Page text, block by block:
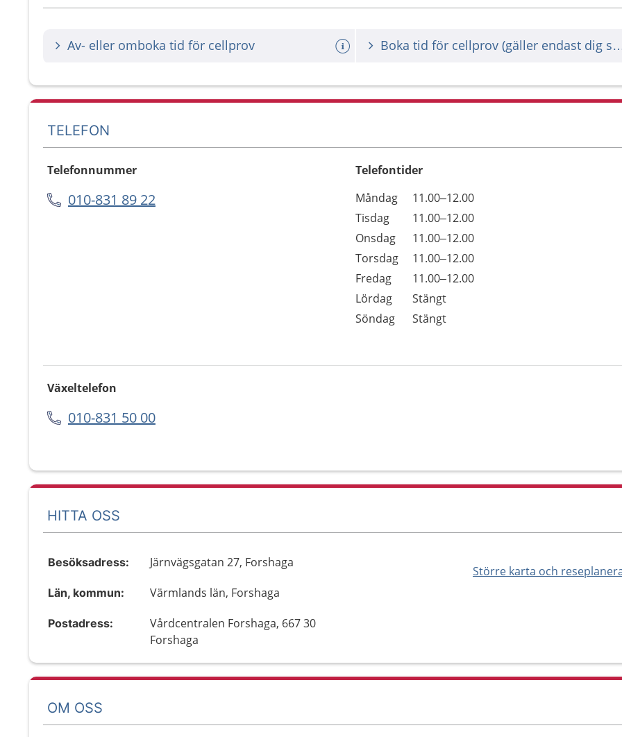
Av- eller omboka tid för cellprov Boka tid för cellprov (gäller
TELEFON
Telefonnummer
010-831 89 22
Telefontider
Dag
Öppettider
Kommentarer
Måndag
11.00–12.00
Tisdag
11.00–12.00
Onsdag
11.00–12.00
Torsdag
11.00–12.00
Fredag
11.00–12.00
Lördag
Stängt
Söndag
Stängt
Växeltelefon
010-831 50 00
HITTA OSS
Större karta och
Besöksadress: Järnvägsgatan 27, Forshaga
Län, kommun: Värmlands län, Forshaga
Postadress:
Vårdcentralen Forshaga, 667 30
Forshaga
OM OSS